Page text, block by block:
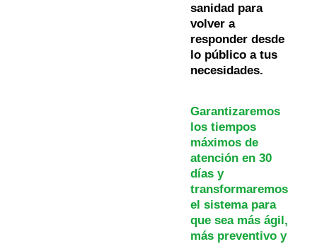
sanidad para
volver a
responder desde
lo público a tus
necesidades.
Garantizaremos
los tiempos
máximos de
atención en 30
días y
transformaremos
el sistema para
que sea más ágil,
más preventivo y